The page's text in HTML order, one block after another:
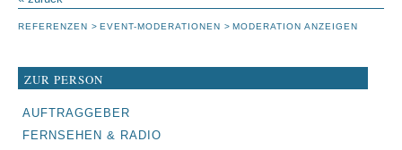
REFERENZEN EVENT-MODERATIONEN MODERATION ANZEIGEN
ZUR PERSON
NAVIGATION
ÜBERSPRINGEN
AUFTRAGGEBER
FERNSEHEN & RADIO